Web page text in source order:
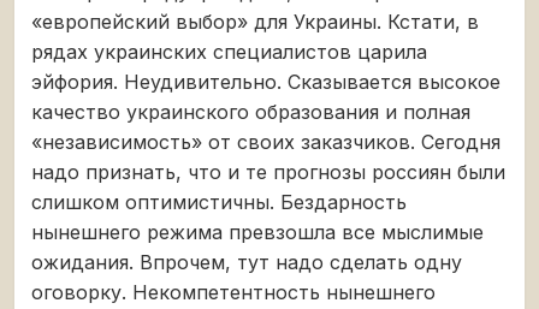
«европейский выбор» для Украины. Кстати, в
рядах украинских специалистов царила
эйфория. Неудивительно. Сказывается высокое
качество украинского образования и полная
«независимость» от своих заказчиков. Сегодня
надо признать, что и те прогнозы россиян были
слишком оптимистичны. Бездарность
нынешнего режима превзошла все мыслимые
ожидания. Впрочем, тут надо сделать одну
оговорку. Некомпетентность нынешнего